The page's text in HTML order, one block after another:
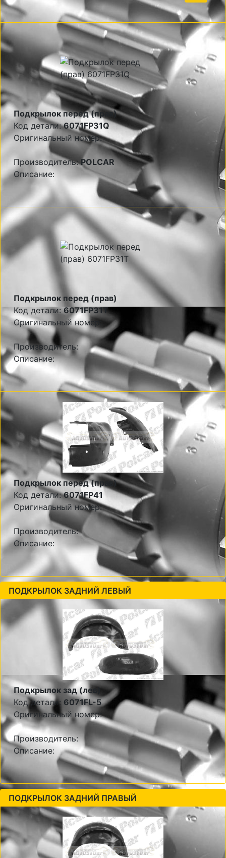
Подкрылок перед (прав)
Код детали:6071FP31Q
Оригинальный номер:
Производитель:POLCAR
Описание:
Подкрылок перед (прав)
Код детали:6071FP31T
Оригинальный номер:
Производитель:
Описание:
Подкрылок перед (прав)
Код детали:6071FP41
Оригинальный номер:
Производитель:
Описание:
ПОДКРЫЛОК ЗАДНИЙ ЛЕВЫЙ
Подкрылок зад (лев)
Код детали: 6071FL-5
Оригинальный номер:
Производитель:
Описание:
ПОДКРЫЛОК ЗАДНИЙ ПРАВЫЙ